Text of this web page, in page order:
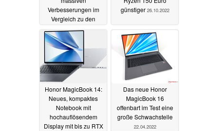
Verbesserungen im
Vergleich zu den
Vorjahresmodellen
08.12.2025
günstiger 26.10.2022
Honor MagicBook 14:
Neues, kompaktes
Notebook mit
hochauflösendem
Display mit bis zu RTX
Das neue Honor
MagicBook 16
offenbart im Test eine
große Schwachstelle
22.04.2022